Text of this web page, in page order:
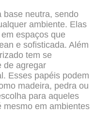
base neutra, sendo
ambiente. Elas
espaços que
e sofisticada. Além
tem se
de agregar
Esses papéis podem
madeira, pedra ou
para aqueles
mesmo em ambientes